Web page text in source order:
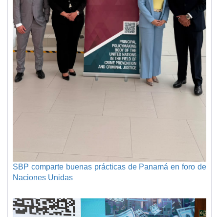
SBP comparte buenas prácticas de Panamá en foro de
Naciones Unidas